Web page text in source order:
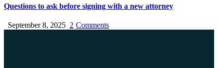
Questions to ask before signing with a new attorney
September 8, 2025 2 Comments